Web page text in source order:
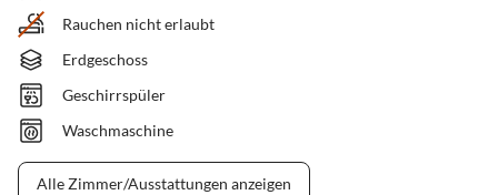
Rauchen nicht erlaubt
Erdgeschoss
Geschirrspüler
Waschmaschine
Alle Zimmer/Ausstattungen anzeigen